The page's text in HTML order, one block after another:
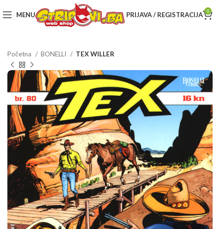
MENU PRIJAVA / REGISTRACIJA 0
Početna BONELLI TEX WILLER